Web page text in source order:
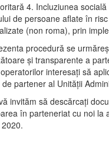
4. Incluziunea
de persoane aflate în
(non roma), prin
procedură se
şi transparente a
interesaţi să
partener al Unității
invităm să descărcați
în parteneriat cu noi la